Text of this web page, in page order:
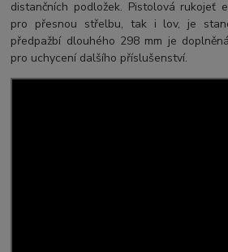
distančních podložek. Pistolová rukojeť
pro přesnou střelbu, tak i lov, je
předpažbí dlouhého 298 mm je
pro uchycení dalšího příslušenství.